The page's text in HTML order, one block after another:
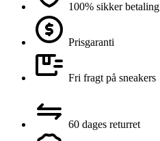
100% sikker betaling
Prisgaranti
Fri fragt på sneakers
60 dages returret